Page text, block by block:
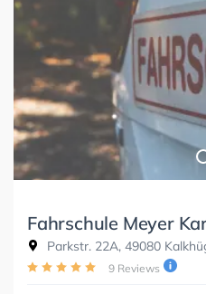
Fahrschule Meyer
Parkstr. 22A, 49080
9 Reviews